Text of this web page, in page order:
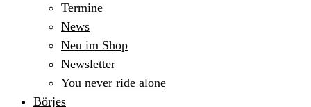
Termine
News
Neu im Shop
Newsletter
You never ride alone
Börjes